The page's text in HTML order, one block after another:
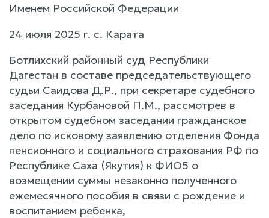
Именем Российской Федерации
24 июля 2025 г. с. Карата
Ботлихский районный суд Республики
Дагестан в составе председательствующего
судьи Саидова Д.Р., при секретаре судебного
заседания Курбановой П.М., рассмотрев в
открытом судебном заседании гражданское
дело по исковому заявлению отделения Фонда
пенсионного и социального страхования РФ по
Республике Саха (Якутия) к ФИО5 о
возмещении суммы незаконно полученного
ежемесячного пособия в связи с рождение и
воспитанием ребенка,